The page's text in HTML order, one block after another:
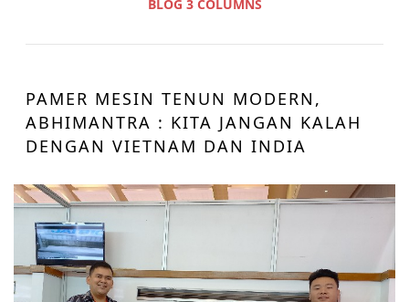
BLOG 3 COLUMNS
PAMER MESIN TENUN MODERN,
ABHIMANTRA : KITA JANGAN KALAH
DENGAN VIETNAM DAN INDIA